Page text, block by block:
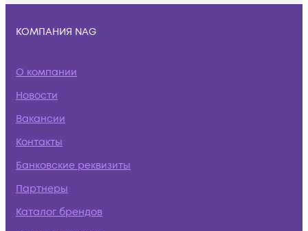
КОМПАНИЯ NAG
О компании
Новости
Вакансии
Контакты
Банковские реквизиты
Партнеры
Каталог брендов